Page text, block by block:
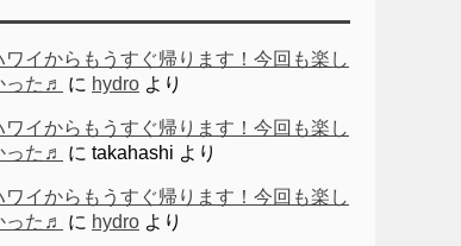
ワイからもうすぐ帰ります！今回も楽し
った♬
に hydro より
ワイからもうすぐ帰ります！今回も楽し
った♬
に takahashi より
ワイからもうすぐ帰ります！今回も楽し
った♬
に hydro より